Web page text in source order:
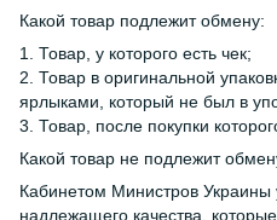
Какой товар подлежит обмену:
1. Товар, у которого есть чек;
2. Товар в оригинальной
ярлыками, который не был в
3. Товар, после покупки
Какой товар не подлежит
Кабинетом Министров Украины
надлежащего качества,